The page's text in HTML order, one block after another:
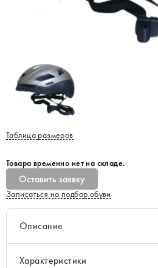
Таблица размеров
Товара временно нет на складе.
Оставить заявку
Записаться на подбор обуви
Описание
Характеристики